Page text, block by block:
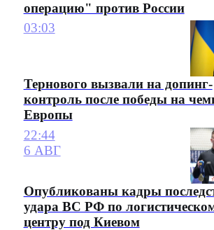
операцию" против России
03:03
Тернового вызвали на допинг-
контроль после победы на
Европы
22:44
6 АВГ
Опубликованы кадры
удара ВС РФ по
центру под Киевом